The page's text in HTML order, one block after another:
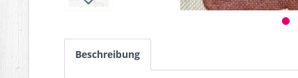
Beschreibung